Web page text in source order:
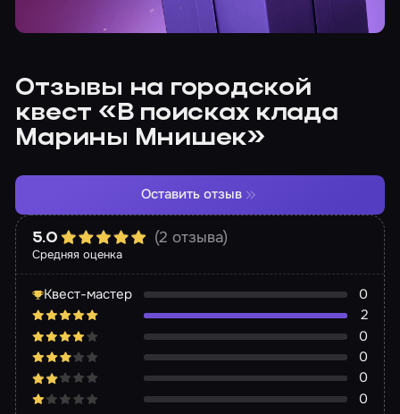
Отзывы на городской
квест «В поисках клада
Марины Мнишек»
Средняя оценка
5.0 (2 отзыва)
Квест-мастер
0
2
0
0
0
0
Оставить отзыв